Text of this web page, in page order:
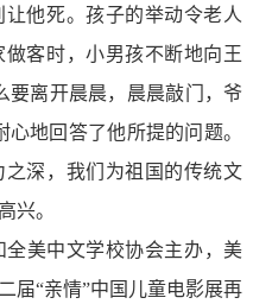
他死。孩子的举动令老人
客时，小男孩不断地向王
要离开晨晨，晨晨敲门，爷
地回答了他所提的问题。
深，我们为祖国的传统文
兴。
美中文学校协会主办，美
届“亲情”中国儿童电影展再